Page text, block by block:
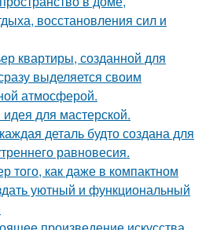
восстановления сил и
квартиры, созданной для
выделяется своим
атмосферой.
для мастерской.
деталь будто создана для
равновесия.
того, как даже в компактном
уютный и функциональный